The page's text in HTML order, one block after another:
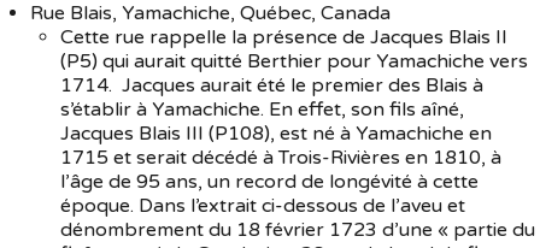
Rue Blais, Yamachiche, Québec, Canada
Cette rue rappelle la présence de Jacques Blais II
(P5) qui aurait quitté Berthier pour Yamachiche vers
1714. Jacques aurait été le premier des Blais à
s’établir à Yamachiche. En effet, son fils aîné,
Jacques Blais III (P108), est né à Yamachiche en
1715 et serait décédé à Trois-Rivières en 1810, à
l’âge de 95 ans, un record de longévité à cette
époque. Dans l’extrait ci-dessous de l’aveu et
dénombrement du 18 février 1723 d’une « partie du